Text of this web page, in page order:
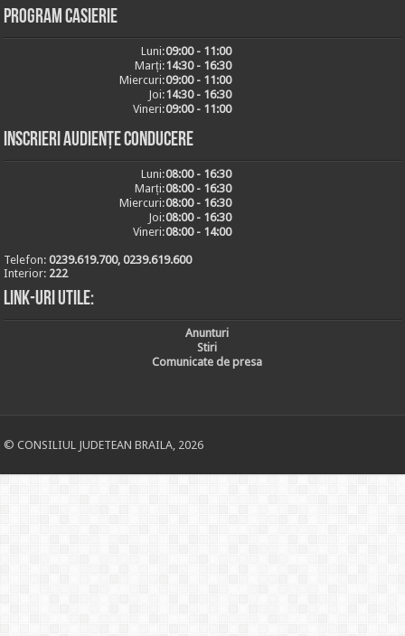
Program casierie
Luni:09:00 - 11:00
Marți:14:30 - 16:30
Miercuri:09:00 - 11:00
Joi:14:30 - 16:30
Vineri:09:00 - 11:00
Inscrieri audiențe conducere
Luni:08:00 - 16:30
Marți:08:00 - 16:30
Miercuri:08:00 - 16:30
Joi:08:00 - 16:30
Vineri:08:00 - 14:00
Telefon:0239.619.700, 0239.619.600
Interior: 222
Link-uri utile:
Anunturi
Stiri
Comunicate de presa
© CONSILIUL JUDETEAN BRAILA, 2026